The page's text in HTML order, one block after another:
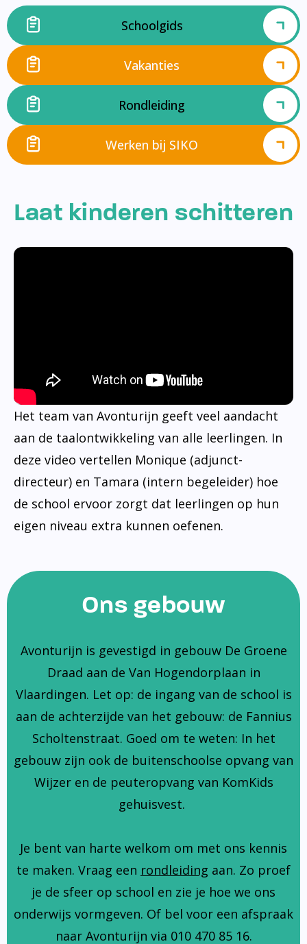
Schoolgids
Vakanties
Rondleiding
Werken bij SIKO
Laat kinderen schitteren
Het team van Avonturijn geeft veel aandacht
aan de taalontwikkeling van alle leerlingen. In
deze video vertellen Monique (adjunct-
directeur) en Tamara (intern begeleider) hoe
de school ervoor zorgt dat leerlingen op hun
eigen niveau extra kunnen oefenen.
Ons gebouw
Avonturijn is gevestigd in gebouw De Groene
Draad aan de Van Hogendorplaan in
Vlaardingen. Let op: de ingang van de school is
aan de achterzijde van het gebouw: de Fannius
Scholtenstraat. Goed om te weten: In het
gebouw zijn ook de buitenschoolse opvang van
Wijzer en de peuteropvang van KomKids
gehuisvest.
Je bent van harte welkom om met ons kennis
te maken. Vraag een rondleiding aan. Zo proef
je de sfeer op school en zie je hoe we ons
onderwijs vormgeven. Of bel voor een afspraak
naar Avonturijn via 010 470 85 16.